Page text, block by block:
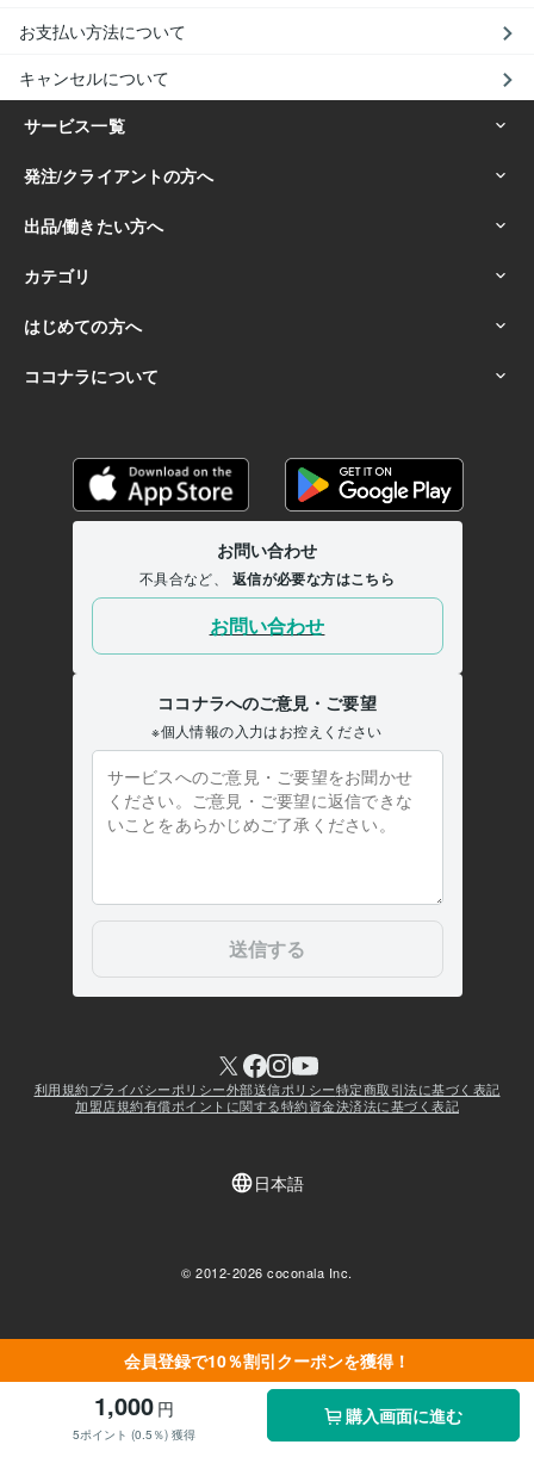
会員登録で10％割引クーポンを獲得！
1,000 円
5ポイント (0.5％) 獲得
購入画面に進む
お支払い方法について
キャンセルについて